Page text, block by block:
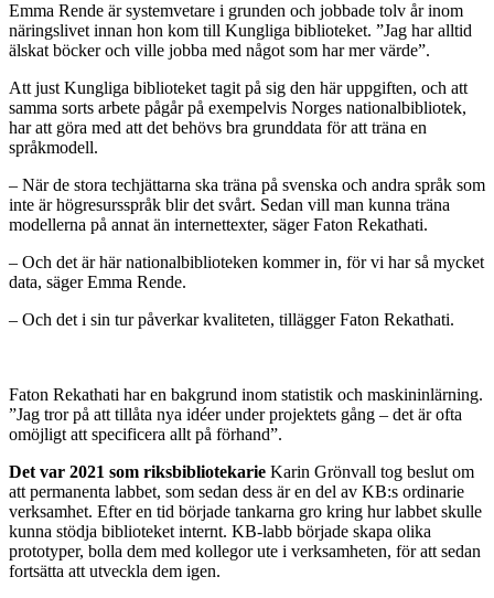
Emma Rende är systemvetare i grunden och jobbade tolv år inom
näringslivet innan hon kom till Kungliga biblioteket. ”Jag har alltid
älskat böcker och ville jobba med något som har mer värde”.
Att just Kungliga biblioteket tagit på sig den här uppgiften, och att
samma sorts arbete pågår på exempelvis Norges nationalbibliotek,
har att göra med att det behövs bra grunddata för att träna en
språkmodell.
– När de stora techjättarna ska träna på svenska och andra språk som
inte är högresursspråk blir det svårt. Sedan vill man kunna träna
modellerna på annat än internettexter, säger Faton Rekathati.
– Och det är här nationalbiblioteken kommer in, för vi har så mycket
data, säger Emma Rende.
– Och det i sin tur påverkar kvaliteten, tillägger Faton Rekathati.
Faton Rekathati har en bakgrund inom statistik och maskininlärning.
”Jag tror på att tillåta nya idéer under projektets gång – det är ofta
omöjligt att specificera allt på förhand”.
Det var 2021 som riksbibliotekarie Karin Grönvall tog beslut om
att permanenta labbet, som sedan dess är en del av KB:s ordinarie
verksamhet. Efter en tid började tankarna gro kring hur labbet skulle
kunna stödja biblioteket internt. KB-labb började skapa olika
prototyper, bolla dem med kollegor ute i verksamheten, för att sedan
fortsätta att utveckla dem igen.